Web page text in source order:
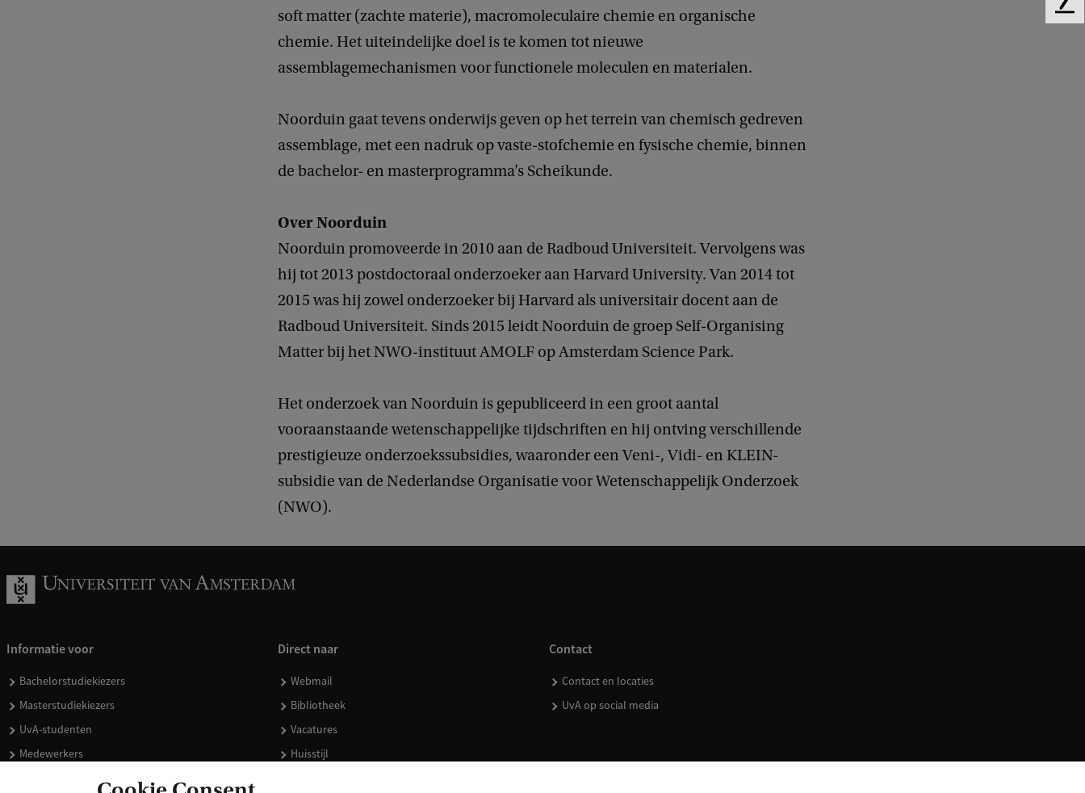
soft matter (zachte materie), macromoleculaire chemie en organische
chemie. Het uiteindelijke doel is te komen tot nieuwe
assemblagemechanismen voor functionele moleculen en materialen.
Noorduin gaat tevens onderwijs geven op het terrein van chemisch gedreven
assemblage, met een nadruk op vaste-stofchemie en fysische chemie, binnen
de bachelor- en masterprogramma’s Scheikunde.
Over Noorduin
Noorduin promoveerde in 2010 aan de Radboud Universiteit. Vervolgens was
hij tot 2013 postdoctoraal onderzoeker aan Harvard University. Van 2014 tot
2015 was hij zowel onderzoeker bij Harvard als universitair docent aan de
Radboud Universiteit. Sinds 2015 leidt Noorduin de groep Self-Organising
Matter bij het NWO-instituut AMOLF op Amsterdam Science Park.
Het onderzoek van Noorduin is gepubliceerd in een groot aantal
vooraanstaande wetenschappelijke tijdschriften en hij ontving verschillende
prestigieuze onderzoekssubsidies, waaronder een Veni-, Vidi- en KLEIN-
subsidie van de Nederlandse Organisatie voor Wetenschappelijk Onderzoek
(NWO).
Informatie voor
Bachelorstudiekiezers
Masterstudiekiezers
UvA-studenten
Medewerkers
Direct naar
Webmail
Bibliotheek
Vacatures
Huisstijl
Contact
Contact en locaties
UvA op social media
F